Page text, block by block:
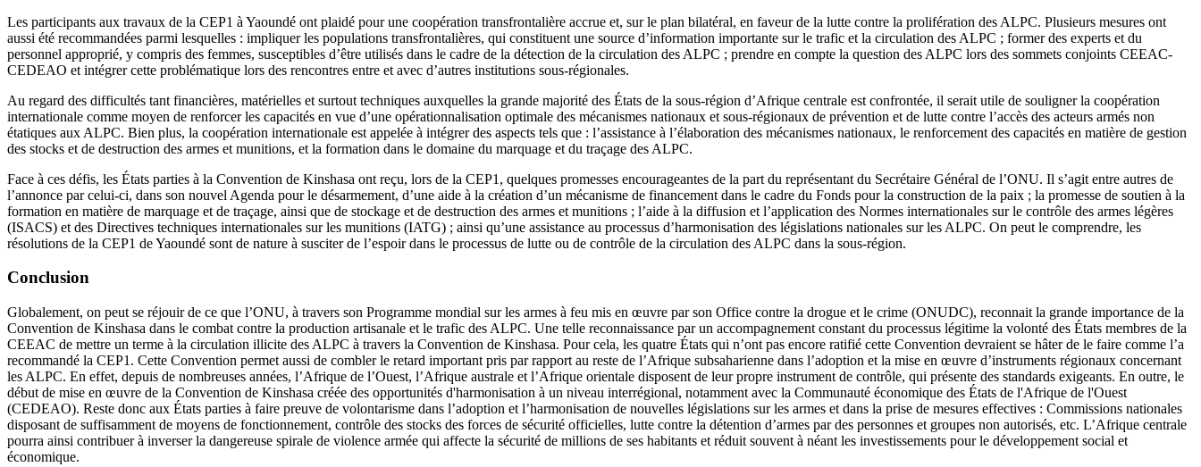
Les participants aux travaux de la CEP1 à Yaoundé ont plaidé pour une coopération transfrontalière accrue et, sur le plan bilatéral, en faveur de la lutte contre la prolifération des ALPC. Plusieurs mesures ont
aussi été recommandées parmi lesquelles : impliquer les populations transfrontalières, qui constituent une source d’information importante sur le trafic et la circulation des ALPC ; former des experts et du
personnel approprié, y compris des femmes, susceptibles d’être utilisés dans le cadre de la détection de la circulation des ALPC ; prendre en compte la question des ALPC lors des sommets conjoints CEEAC-
CEDEAO et intégrer cette problématique lors des rencontres entre et avec d’autres institutions sous-régionales.
Au regard des difficultés tant financières, matérielles et surtout techniques auxquelles la grande majorité des États de la sous-région d’Afrique centrale est confrontée, il serait utile de souligner la coopération
internationale comme moyen de renforcer les capacités en vue d’une opérationnalisation optimale des mécanismes nationaux et sous-régionaux de prévention et de lutte contre l’accès des acteurs armés non
étatiques aux ALPC. Bien plus, la coopération internationale est appelée à intégrer des aspects tels que : l’assistance à l’élaboration des mécanismes nationaux, le renforcement des capacités en matière de gestion
des stocks et de destruction des armes et munitions, et la formation dans le domaine du marquage et du traçage des ALPC.
Face à ces défis, les États parties à la Convention de Kinshasa ont reçu, lors de la CEP1, quelques promesses encourageantes de la part du représentant du Secrétaire Général de l’ONU. Il s’agit entre autres de
l’annonce par celui-ci, dans son nouvel Agenda pour le désarmement, d’une aide à la création d’un mécanisme de financement dans le cadre du Fonds pour la construction de la paix ; la promesse de soutien à la
formation en matière de marquage et de traçage, ainsi que de stockage et de destruction des armes et munitions ; l’aide à la diffusion et l’application des Normes internationales sur le contrôle des armes légères
(ISACS) et des Directives techniques internationales sur les munitions (IATG) ; ainsi qu’une assistance au processus d’harmonisation des législations nationales sur les ALPC. On peut le comprendre, les
résolutions de la CEP1 de Yaoundé sont de nature à susciter de l’espoir dans le processus de lutte ou de contrôle de la circulation des ALPC dans la sous-région.
Conclusion
Globalement, on peut se réjouir de ce que l’ONU, à travers son Programme mondial sur les armes à feu mis en œuvre par son Office contre la drogue et le crime (ONUDC), reconnait la grande importance de la
Convention de Kinshasa dans le combat contre la production artisanale et le trafic des ALPC. Une telle reconnaissance par un accompagnement constant du processus légitime la volonté des États membres de la
CEEAC de mettre un terme à la circulation illicite des ALPC à travers la Convention de Kinshasa. Pour cela, les quatre États qui n’ont pas encore ratifié cette Convention devraient se hâter de le faire comme l’a
recommandé la CEP1. Cette Convention permet aussi de combler le retard important pris par rapport au reste de l’Afrique subsaharienne dans l’adoption et la mise en œuvre d’instruments régionaux concernant
les ALPC. En effet, depuis de nombreuses années, l’Afrique de l’Ouest, l’Afrique australe et l’Afrique orientale disposent de leur propre instrument de contrôle, qui présente des standards exigeants. En outre, le
début de mise en œuvre de la Convention de Kinshasa créée des opportunités d'harmonisation à un niveau interrégional, notamment avec la Communauté économique des États de l'Afrique de l'Ouest
(CEDEAO). Reste donc aux États parties à faire preuve de volontarisme dans l’adoption et l’harmonisation de nouvelles législations sur les armes et dans la prise de mesures effectives : Commissions nationales
disposant de suffisamment de moyens de fonctionnement, contrôle des stocks des forces de sécurité officielles, lutte contre la détention d’armes par des personnes et groupes non autorisés, etc. L’Afrique centrale
pourra ainsi contribuer à inverser la dangereuse spirale de violence armée qui affecte la sécurité de millions de ses habitants et réduit souvent à néant les investissements pour le développement social et
économique.